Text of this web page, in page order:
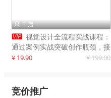
 千启
 视觉设计全流程实战课程：
通过案例实战突破创作瓶颈，接
单月入20000+
¥ 19.90 ¥ 199.00
竞价推广